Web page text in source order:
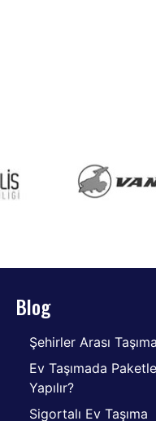
Blog
Şehirler Arası
Ev Taşımada
Yapılır?
Sigortalı Ev Taşıma